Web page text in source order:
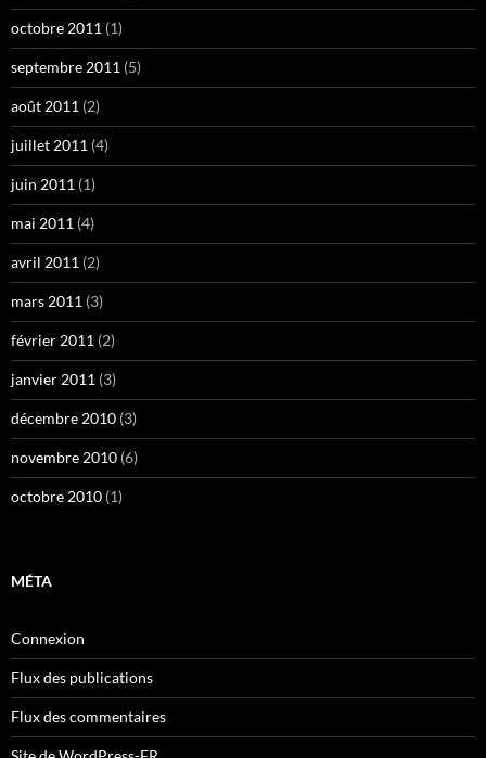
octobre 2011 (1)
septembre 2011 (5)
août 2011 (2)
juillet 2011 (4)
juin 2011 (1)
mai 2011 (4)
avril 2011 (2)
mars 2011 (3)
février 2011 (2)
janvier 2011 (3)
décembre 2010 (3)
novembre 2010 (6)
octobre 2010 (1)
MÉTA
Connexion
Flux des publications
Flux des commentaires